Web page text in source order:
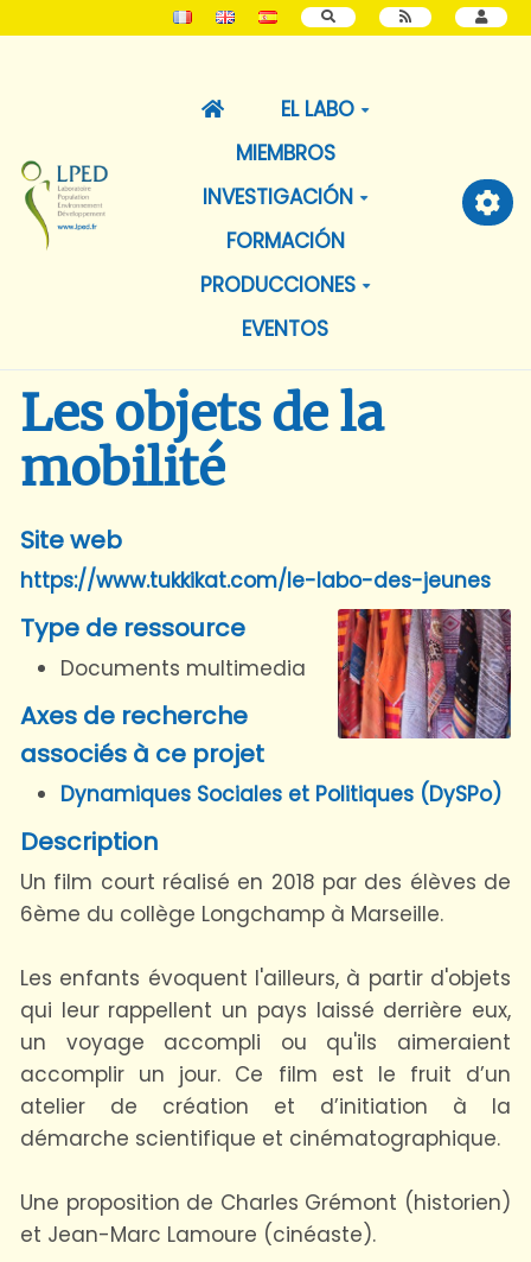
BUSCAR
EL LABO
MIEMBROS
INVESTIGACIÓN
FORMACIÓN
PRODUCCIONES
EVENTOS
Les objets de la
mobilité
Site web
https://www.tukkikat.com/le-labo-des-jeunes
Type de ressource
Documents multimedia
Axes de recherche
associés à ce projet
Dynamiques Sociales et Politiques (DySPo)
Description
Un film court réalisé en 2018 par des élèves de
6ème du collège Longchamp à Marseille.
Les enfants évoquent l'ailleurs, à partir d'objets
qui leur rappellent un pays laissé derrière eux,
un voyage accompli ou qu'ils aimeraient
accomplir un jour. Ce film est le fruit d’un
atelier de création et d’initiation à la
démarche scientifique et cinématographique.
Une proposition de Charles Grémont (historien)
et Jean-Marc Lamoure (cinéaste).